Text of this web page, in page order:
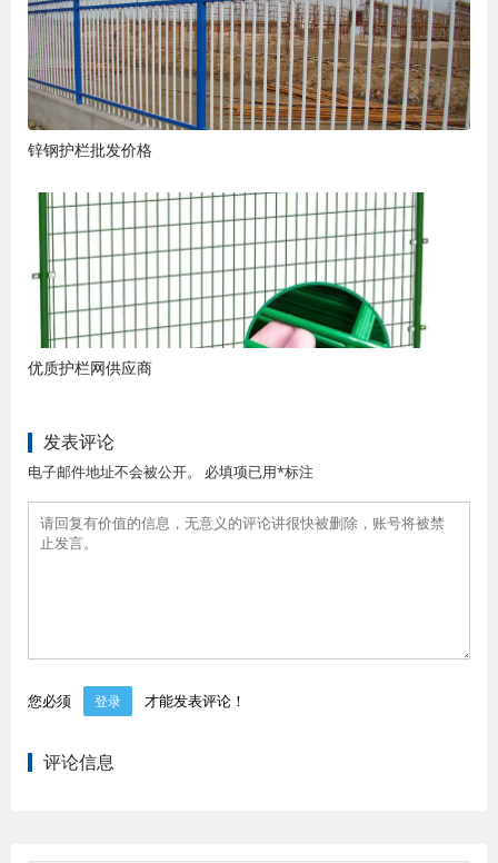
锌钢护栏批发价格
优质护栏网供应商
发表评论
电子邮件地址不会被公开。 必填项已用*标注
您必须 登录 才能发表评论！
评论信息